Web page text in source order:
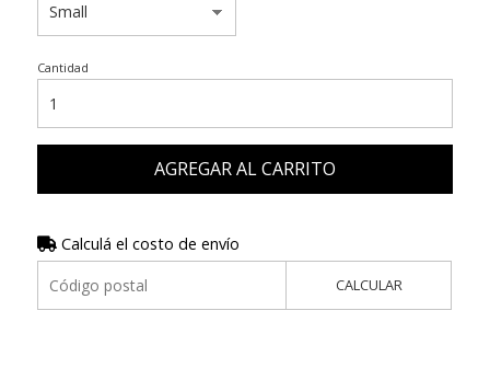
Cantidad
AGREGAR AL CARRITO
Calculá el costo de envío
CALCULAR